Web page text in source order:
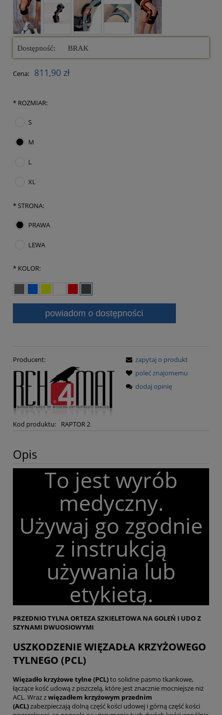
Dostępność: BRAK
Cena: 811,90 zł
* ROZMIAR:
S
M
L
XL
*STRONA:
PRAWA
LEWA
* KOLOR:
powiadom o dostępności
Producent:
Kod produktu: RAPTOR 2
zapytaj o produkt
poleć znajomemu
dodaj opinię
Opis
To jest wyrób
medyczny.
Używaj go zgodnie
z instrukcją
używania lub
etykietą.
PRZEDNIO TYLNA ORTEZA SZKIELETOWA NA GOLEŃ I UDO Z
SZYNAMI DWUOSIOWYMI
USZKODZENIE WIĘZADŁA KRZYŻOWEGO
TYLNEGO (PCL)
Więzadło krzyżowe tylne (PCL)to solidne pasmo tkankowe,
łączące kość udową z piszczelą, które jest znacznie mocniejsze niż
ACL. Wraz zwięzadłem krzyżowym przednim
(ACL)zabezpieczają dolną część kości udowej i górną część kości